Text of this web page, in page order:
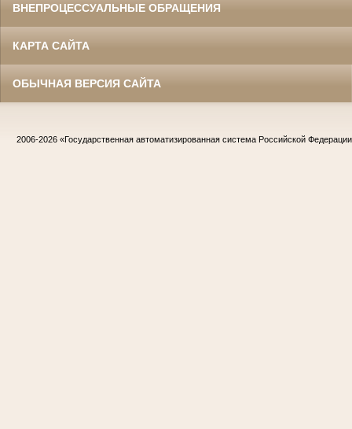
ВНЕПРОЦЕССУАЛЬНЫЕ ОБРАЩЕНИЯ
КАРТА САЙТА
ОБЫЧНАЯ ВЕРСИЯ САЙТА
2006-2026 «Государственная автоматизированная система Российской